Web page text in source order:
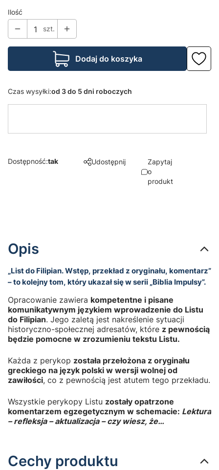
Ilość
szt.
Dodaj do koszyka
Czas wysyłki:od 3 do 5 dni roboczych
Dostępność:tak Udostępnij
Zapytaj
o
produkt
Opis
„List do Filipian. Wstęp, przekład z oryginału, komentarz”
– to kolejny tom, który ukazał się w serii „Biblia Impulsy”.
Opracowanie zawiera kompetentne i pisane
komunikatywnym językiem wprowadzenie do Listu
do Filipian. Jego zaletą jest nakreślenie sytuacji
historyczno-społecznej adresatów, które z pewnością
będzie pomocne w zrozumieniu tekstu Listu.
Każda z perykop została przełożona z oryginału
greckiego na język polski w wersji wolnej od
zawiłości, co z pewnością jest atutem tego przekładu.
Wszystkie perykopy Listu zostały opatrzone
komentarzem egzegetycznym w schemacie: Lektura
– refleksja – aktualizacja – czy wiesz, że…
Cechy produktu